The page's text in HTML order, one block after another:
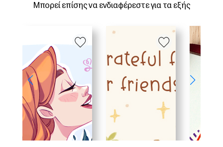
Μπορεί επίσης να ενδιαφέρεστε για τα εξής